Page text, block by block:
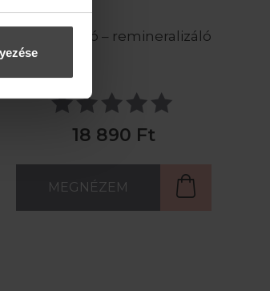
mélytisztító – remineralizáló
18 890 Ft
MEGNÉZEM